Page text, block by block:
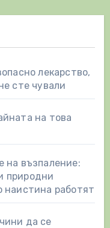
лекарство,
сте чували
на това
на възпаление:
природни
наистина работят
да се